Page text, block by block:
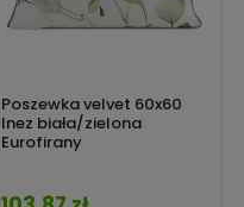
Poszewka velvet 60x60
Inez biała/zielona
Eurofirany